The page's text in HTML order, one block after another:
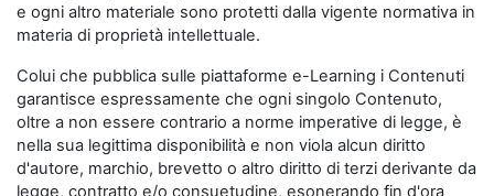
e ogni altro materiale sono protetti dalla vigente normativa in
materia di proprietà intellettuale.
Colui che pubblica sulle piattaforme e-Learning i Contenuti
garantisce espressamente che ogni singolo Contenuto,
oltre a non essere contrario a norme imperative di legge, è
nella sua legittima disponibilità e non viola alcun diritto
d'autore, marchio, brevetto o altro diritto di terzi derivante da
legge, contratto e/o consuetudine, esonerando fin d'ora